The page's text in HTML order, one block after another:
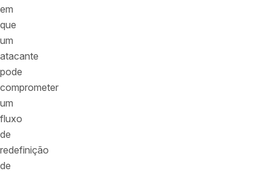
em
que
um
atacante
pode
comprometer
um
fluxo
de
redefinição
de